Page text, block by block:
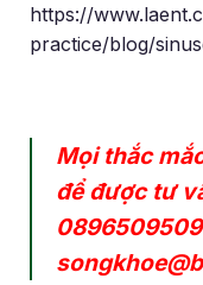
https://
practice/blog/
Mọi thắc
để được tư
0896509509